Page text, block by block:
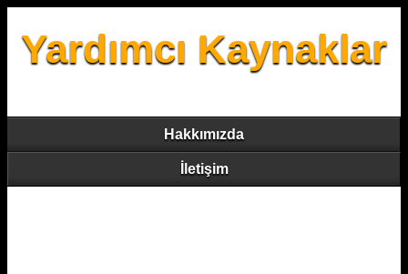
Yardımcı Kaynaklar
Hakkımızda
İletişim